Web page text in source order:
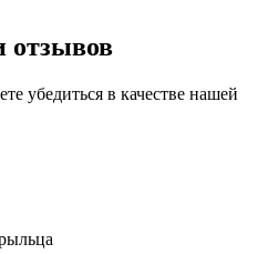
отзывов
убедиться в качестве нашей